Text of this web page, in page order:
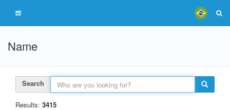
Name
Search
Results: 3415